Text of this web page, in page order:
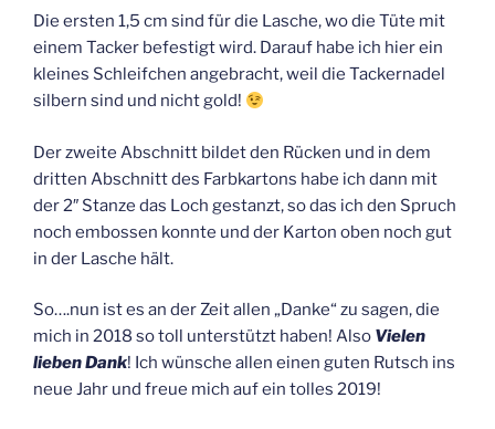
Die ersten 1,5 cm sind für die Lasche, wo die Tüte mit
einem Tacker befestigt wird. Darauf habe ich hier ein
kleines Schleifchen angebracht, weil die Tackernadel
silbern sind und nicht gold!
Der zweite Abschnitt bildet den Rücken und in dem
dritten Abschnitt des Farbkartons habe ich dann mit
der 2″ Stanze das Loch gestanzt, so das ich den Spruch
noch embossen konnte und der Karton oben noch gut
in der Lasche hält.
So….nun ist es an der Zeit allen „Danke“ zu sagen, die
mich in 2018 so toll unterstützt haben! Also Vielen
lieben Dank! Ich wünsche allen einen guten Rutsch ins
neue Jahr und freue mich auf ein tolles 2019!